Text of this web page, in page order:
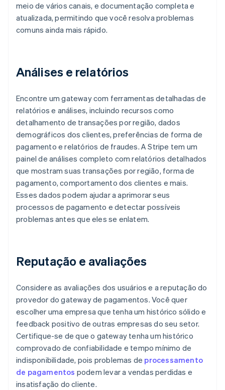
meio de vários canais, e documentação completa e
atualizada, permitindo que você resolva problemas
comuns ainda mais rápido.
Análises e relatórios
Encontre um gateway com ferramentas detalhadas de
relatórios e análises, incluindo recursos como
detalhamento de transações por região, dados
demográficos dos clientes, preferências de forma de
pagamento e relatórios de fraudes. A Stripe tem um
painel de análises completo com relatórios detalhados
que mostram suas transações por região, forma de
pagamento, comportamento dos clientes e mais.
Esses dados podem ajudar a aprimorar seus
processos de pagamento e detectar possíveis
problemas antes que eles se enlatem.
Reputação e avaliações
Considere as avaliações dos usuários e a reputação do
provedor do gateway de pagamentos. Você quer
escolher uma empresa que tenha um histórico sólido e
feedback positivo de outras empresas do seu setor.
Certifique-se de que o gateway tenha um histórico
comprovado de confiabilidade e tempo mínimo de
indisponibilidade, pois problemas de processamento
de pagamentos podem levar a vendas perdidas e
insatisfação do cliente.